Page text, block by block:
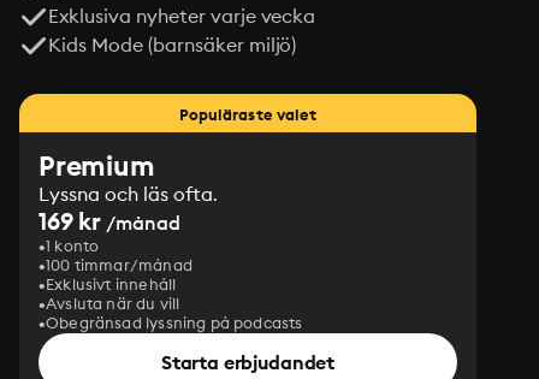
Exklusiva nyheter varje vecka
Kids Mode (barnsäker miljö)
Populäraste valet
Premium
Lyssna och läs ofta.
169 kr /månad
1 konto
100 timmar/månad
Exklusivt innehåll
Avsluta när du vill
Obegränsad lyssning på podcasts
Starta erbjudandet